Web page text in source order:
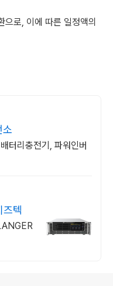
으로, 이에 따른 일정액의
소
터리충전기, 파워인버
텍